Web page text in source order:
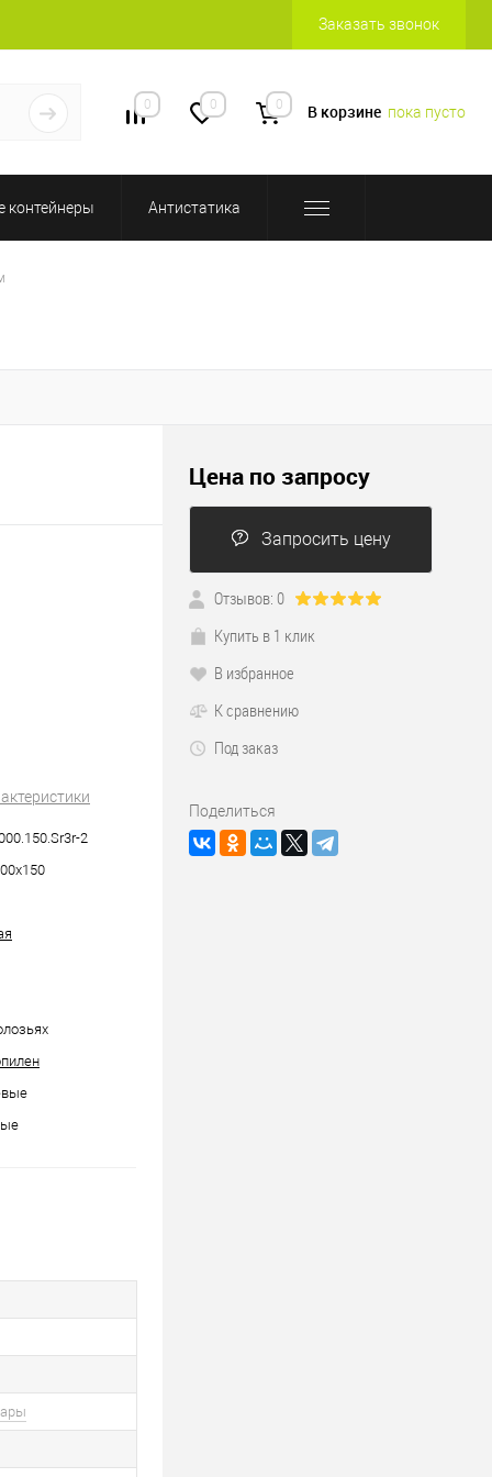
Заказать звонок
0 0 0 В корзине пока пусто
контейнеры Антистатика
2
Цена по запросу
Запросить цену
Отзывов: 0
Купить в 1 клик
В избранное
К сравнению
Под заказ
Поделиться